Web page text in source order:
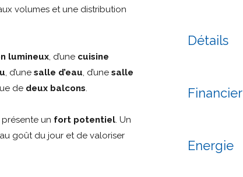
volumes et une distribution
lumineux, d’une cuisine
, d’une salle d’eau, d’une salle
de deux balcons.
un fort potentiel. Un
goût du jour et de valoriser
Détails
Financier
Energie